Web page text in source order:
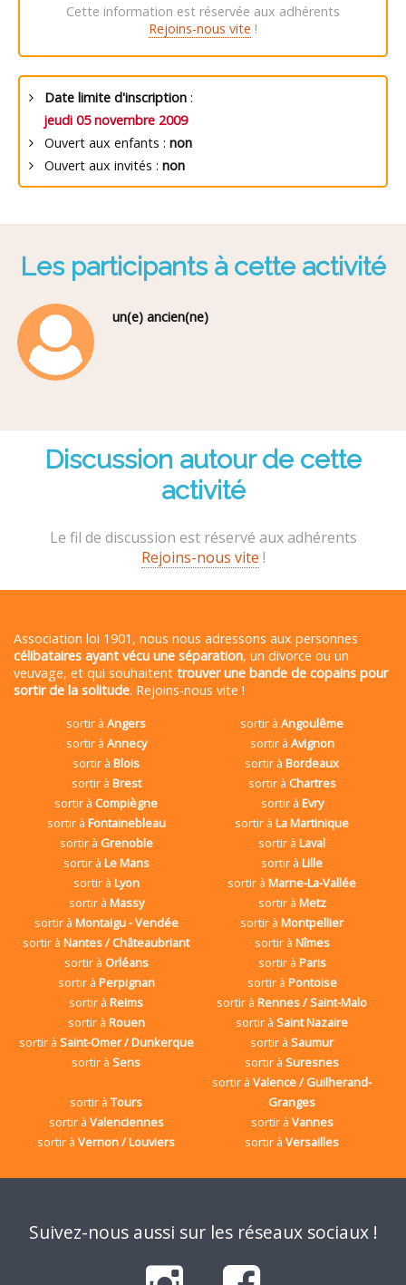
Cette information est réservée aux adhérents
Rejoins-nous vite !
Date limite d'inscription :
jeudi 05 novembre 2009
Ouvert aux enfants : non
Ouvert aux invités : non
Les participants à cette activité
un(e) ancien(ne)
Discussion autour de cette
activité
Le fil de discussion est réservé aux adhérents
Rejoins-nous vite !
Association loi 1901, nous nous adressons aux personnes
célibataires ayant vécu une séparation, un divorce ou un
veuvage, et qui souhaitent trouver une bande de copains pour
sortir de la solitude. Rejoins-nous vite !
sortir àAngers sortir àAngoulême
sortir à Annecy sortir à Avignon
sortir àBlois sortir àBordeaux
sortir à Brest sortir à Chartres
sortir à Compiègne sortir à Evry
sortir à Fontainebleau sortir àLa Martinique
sortir à Grenoble sortir àLaval
sortir à Le Mans sortir àLille
sortir à Lyon sortir àMarne-La-Vallée
sortir à Massy sortir à Metz
sortir à Montaigu - Vendée sortir àMontpellier
sortir àNantes / Châteaubriant sortir à Nîmes
sortir à Orléans sortir à Paris
sortir à Perpignan sortir à Pontoise
sortir àReims sortir àRennes / Saint-Malo
sortir à Rouen sortir àSaint Nazaire
sortir à Saint-Omer / Dunkerque sortir àSaumur
sortir àSens sortir àSuresnes
sortir àTours
sortir àValence / Guilherand-
Granges
sortir à Valenciennes sortir à Vannes
sortir àVernon / Louviers sortir àVersailles
Suivez-nous aussi sur les réseaux sociaux !